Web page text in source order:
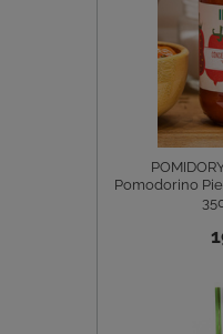
Pomodorino